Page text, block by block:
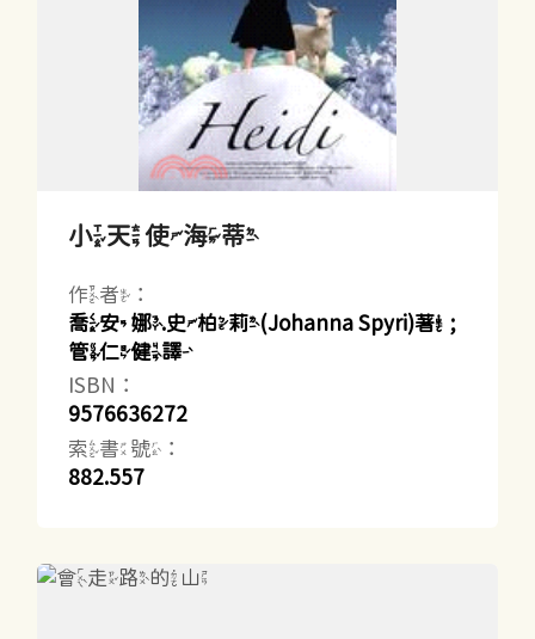
小天使海蒂
作者：
喬安娜.史柏莉(Johanna Spyri)著 ;
管仁健譯
ISBN：
9576636272
索書號：
882.557